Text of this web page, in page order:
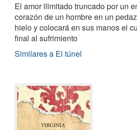
El amor ilimitado truncado por un
corazón de un hombre en un
hielo y colocará en sus manos el
final al sufrimiento
Similares a El túnel